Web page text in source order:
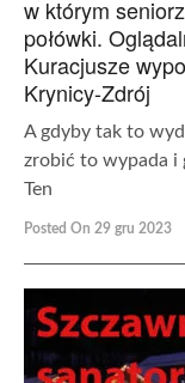
w którym
połówki.
Kuracjusze
Krynicy-Zdrój
A gdyby tak to
zrobić to wypada i
Ten
Posted On 29 gru 2023